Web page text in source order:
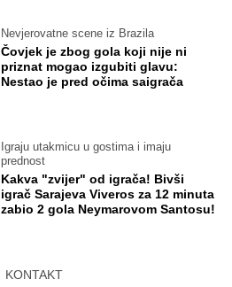
Nevjerovatne scene iz Brazila
Čovjek je zbog gola koji nije ni
priznat mogao izgubiti glavu:
Nestao je pred očima saigrača
Igraju utakmicu u gostima i imaju
prednost
Kakva "zvijer" od igrača! Bivši
igrač Sarajeva Viveros za 12 minuta
zabio 2 gola Neymarovom Santosu!
KONTAKT